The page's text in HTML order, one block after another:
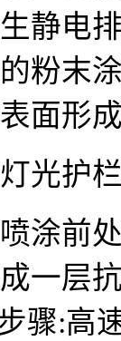
静电
粉末
面形
护栏
前处
一层
骤:高